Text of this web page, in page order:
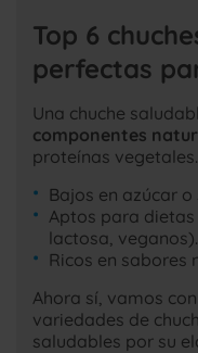
Top 6
perfectas
Una chuche
componentes
proteínas vegetales.
Bajos en azúcar
Aptos para dietas
lactosa, veganos).
Ricos en sabores
Ahora sí, vamos
variedades de
saludables por su